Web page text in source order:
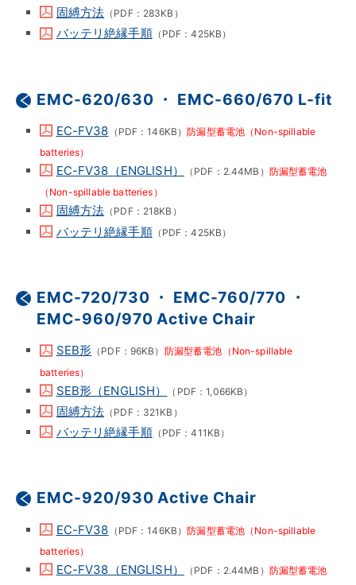
固縛方法 （PDF：283KB）
バッテリ絶縁手順 （PDF：425KB）
EMC-620/630 ・ EMC-660/670 L-fit
EC-FV38 （PDF：146KB）防漏型蓄電池（Non-spillable
batteries）
EC-FV38（ENGLISH） （PDF：2.44MB） 防漏型蓄電池
（Non-spillable batteries）
固縛方法 （PDF：218KB）
バッテリ絶縁手順（PDF：425KB）
EMC-720/730 ・ EMC-760/770 ・
EMC-960/970 Active Chair
SEB形 （PDF：96KB） 防漏型蓄電池（Non-spillable
batteries）
SEB形（ENGLISH） （PDF：1,066KB）
固縛方法 （PDF：321KB）
バッテリ絶縁手順 （PDF：411KB）
EMC-920/930 Active Chair
EC-FV38 （PDF：146KB）防漏型蓄電池（Non-spillable
batteries）
EC-FV38（ENGLISH） （PDF：2.44MB） 防漏型蓄電池